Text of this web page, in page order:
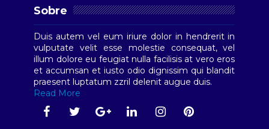
Sobre
Duis autem vel eum iriure dolor in hendrerit in
vulputate velit esse molestie consequat, vel
illum dolore eu feugiat nulla facilisis at vero eros
et accumsan et iusto odio dignissim qui blandit
praesent luptatum zzril delenit augue duis.
Read More